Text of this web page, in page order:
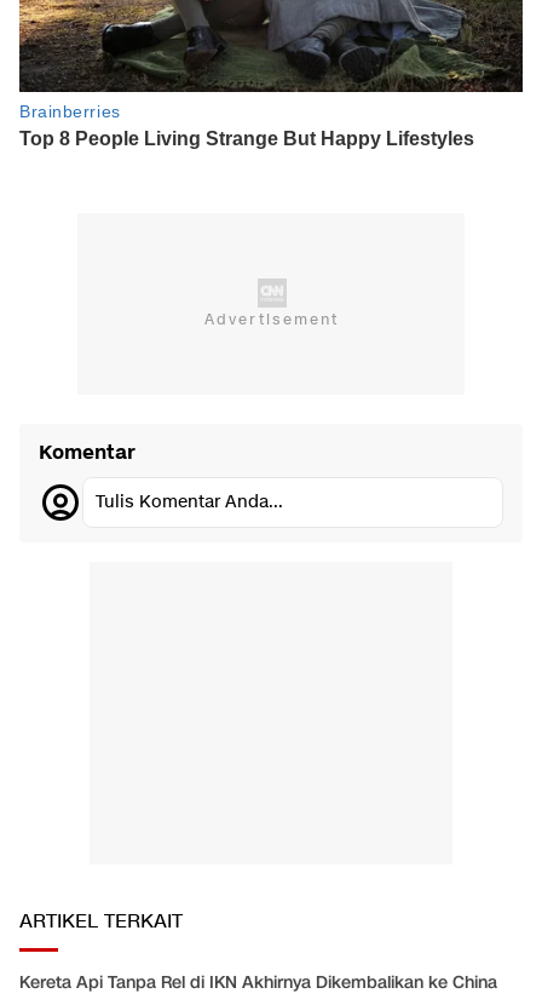
Komentar
Tulis Komentar Anda...
ARTIKEL TERKAIT
Kereta Api Tanpa Rel di IKN Akhirnya Dikembalikan ke China